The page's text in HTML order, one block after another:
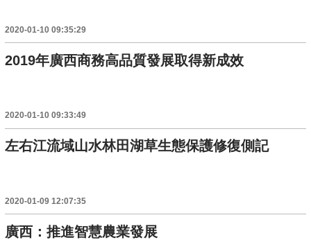
2020-01-10 09:35:29
2019年廣西商務高品質發展取得新成效
2020-01-10 09:33:49
左右江流域山水林田湖草生態保護修復側記
2020-01-09 12:07:35
廣西：推進智慧農業發展